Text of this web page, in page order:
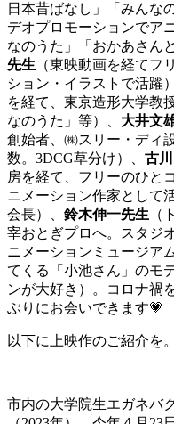
日本昔ばなし」「みんな
デオプロモーションでア
なのうた」「おかあさん
先生 （東映動画を経てフ
ション・イラストで活躍）
を経て、東京造形大学教
なのうた」等）、 大井文
創始者、㈱スリー・ディ
数。3DCG草分け）、 古
房を経て、フリーのひと
ニメーション作家として
会長）、 鈴木伸一先生 （
宰おとぎプロへ。スタジ
ニメーションミュージア
てくる「小池さん」のモ
ンが大好き）。コロナ禍
ぶりにお会いできます💗
以下に上映作のご紹介を。
市内の大学院生エガネバ